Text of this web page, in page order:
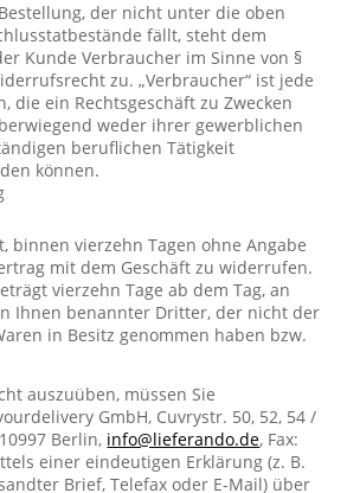
der nicht unter die oben
fällt, steht dem
Kunde Verbraucher im Sinne von §
zu. „Verbraucher“ ist jede
die ein Rechtsgeschäft zu Zwecken
weder ihrer gewerblichen
beruflichen Tätigkeit
können.
binnen vierzehn Tagen ohne Angabe
mit dem Geschäft zu widerrufen.
vierzehn Tage ab dem Tag, an
Ihnen benannter Dritter, der nicht der
in Besitz genommen haben bzw.
auszuüben, müssen Sie
GmbH, Cuvrystr. 50, 52, 54 /
Berlin, info@lieferando.de, Fax:
einer eindeutigen Erklärung (z. B.
Brief, Telefax oder E-Mail) über